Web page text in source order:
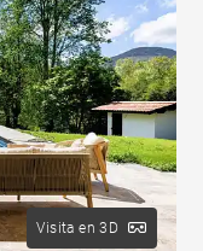
Visita en 3D